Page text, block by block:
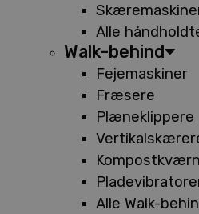
Alle
Walk-behind
Fejemaskiner
Fræsere
Plæneklippere
Alle Walk-